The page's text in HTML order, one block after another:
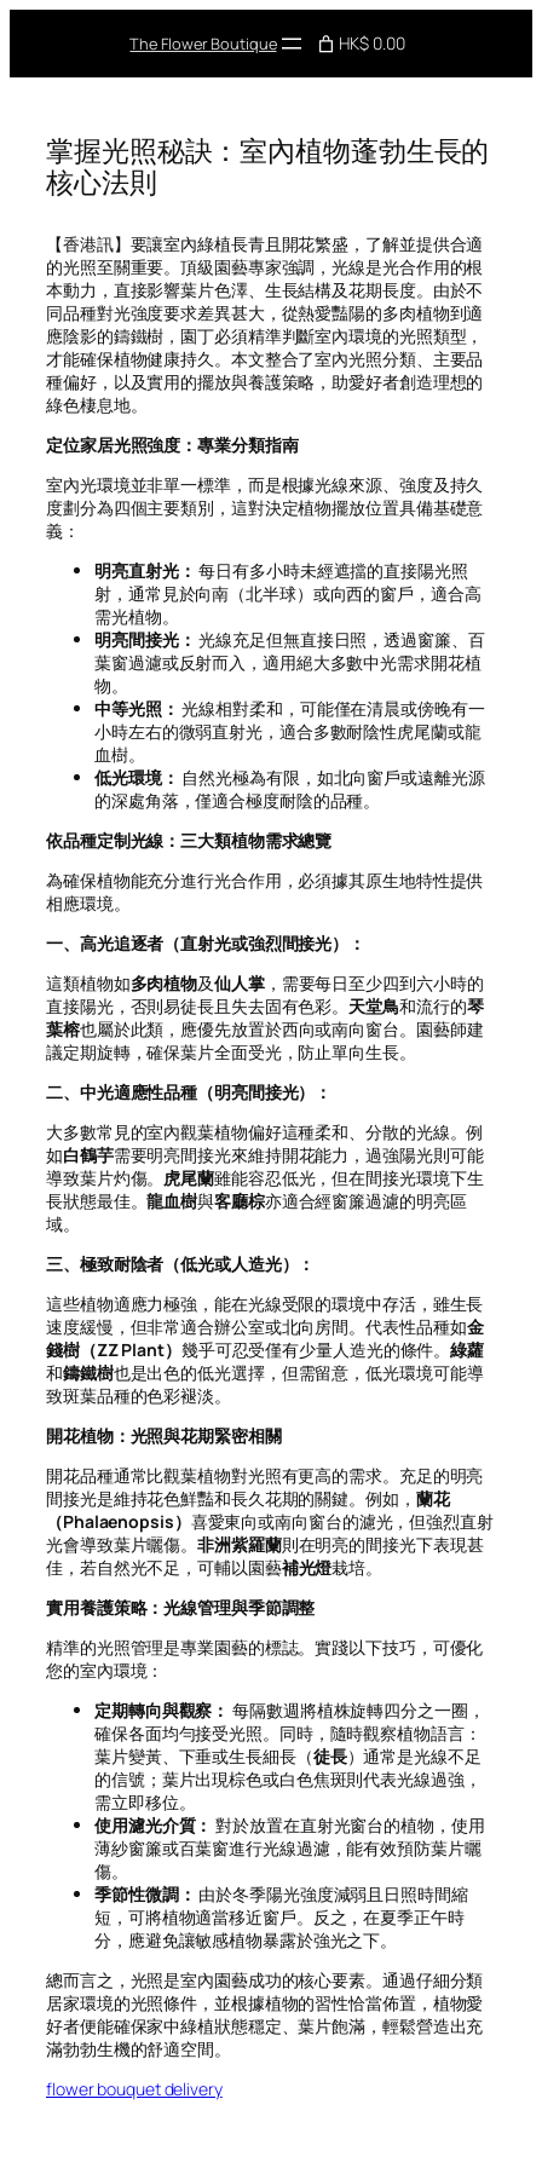
The Flower Boutique HK$ 0.00
掌握光照秘訣：室內植物蓬勃生長的
核心法則
【香港訊】要讓室內綠植長青且開花繁盛，了解並提供合適
的光照至關重要。頂級園藝專家強調，光線是光合作用的根
本動力，直接影響葉片色澤、生長結構及花期長度。由於不
同品種對光強度要求差異甚大，從熱愛豔陽的多肉植物到適
應陰影的鑄鐵樹，園丁必須精準判斷室內環境的光照類型，
才能確保植物健康持久。本文整合了室內光照分類、主要品
種偏好，以及實用的擺放與養護策略，助愛好者創造理想的
綠色棲息地。
定位家居光照強度：專業分類指南
室內光環境並非單一標準，而是根據光線來源、強度及持久
度劃分為四個主要類別，這對決定植物擺放位置具備基礎意
義：
明亮直射光： 每日有多小時未經遮擋的直接陽光照
射，通常見於向南（北半球）或向西的窗戶，適合高
需光植物。
明亮間接光： 光線充足但無直接日照，透過窗簾、百
葉窗過濾或反射而入，適用絕大多數中光需求開花植
物。
中等光照： 光線相對柔和，可能僅在清晨或傍晚有一
小時左右的微弱直射光，適合多數耐陰性虎尾蘭或龍
血樹。
低光環境： 自然光極為有限，如北向窗戶或遠離光源
的深處角落，僅適合極度耐陰的品種。
依品種定制光線：三大類植物需求總覽
為確保植物能充分進行光合作用，必須據其原生地特性提供
相應環境。
一、高光追逐者（直射光或強烈間接光）：
這類植物如多肉植物及仙人掌，需要每日至少四到六小時的
直接陽光，否則易徒長且失去固有色彩。 天堂鳥和流行的琴
葉榕也屬於此類，應優先放置於西向或南向窗台。園藝師建
議定期旋轉，確保葉片全面受光，防止單向生長。
二、中光適應性品種（明亮間接光）：
大多數常見的室內觀葉植物偏好這種柔和、分散的光線。例
如白鶴芋需要明亮間接光來維持開花能力，過強陽光則可能
導致葉片灼傷。 虎尾蘭雖能容忍低光，但在間接光環境下生
長狀態最佳。龍血樹與客廳棕亦適合經窗簾過濾的明亮區
域。
三、極致耐陰者（低光或人造光）：
這些植物適應力極強，能在光線受限的環境中存活，雖生長
速度緩慢，但非常適合辦公室或北向房間。代表性品種如金
錢樹（ZZ Plant） 幾乎可忍受僅有少量人造光的條件。綠蘿
和鑄鐵樹也是出色的低光選擇，但需留意，低光環境可能導
致斑葉品種的色彩褪淡。
開花植物：光照與花期緊密相關
開花品種通常比觀葉植物對光照有更高的需求。充足的明亮
間接光是維持花色鮮豔和長久花期的關鍵。例如， 蘭花
（Phalaenopsis） 喜愛東向或南向窗台的濾光，但強烈直射
光會導致葉片曬傷。非洲紫羅蘭則在明亮的間接光下表現甚
佳，若自然光不足，可輔以園藝補光燈栽培。
實用養護策略：光線管理與季節調整
精準的光照管理是專業園藝的標誌。實踐以下技巧，可優化
您的室內環境：
定期轉向與觀察： 每隔數週將植株旋轉四分之一圈，
確保各面均勻接受光照。同時，隨時觀察植物語言：
葉片變黃、下垂或生長細長（徒長）通常是光線不足
的信號；葉片出現棕色或白色焦斑則代表光線過強，
需立即移位。
使用濾光介質： 對於放置在直射光窗台的植物，使用
薄紗窗簾或百葉窗進行光線過濾，能有效預防葉片曬
傷。
季節性微調： 由於冬季陽光強度減弱且日照時間縮
短，可將植物適當移近窗戶。反之，在夏季正午時
分，應避免讓敏感植物暴露於強光之下。
總而言之，光照是室內園藝成功的核心要素。通過仔細分類
居家環境的光照條件，並根據植物的習性恰當佈置，植物愛
好者便能確保家中綠植狀態穩定、葉片飽滿，輕鬆營造出充
滿勃勃生機的舒適空間。
flower bouquet delivery